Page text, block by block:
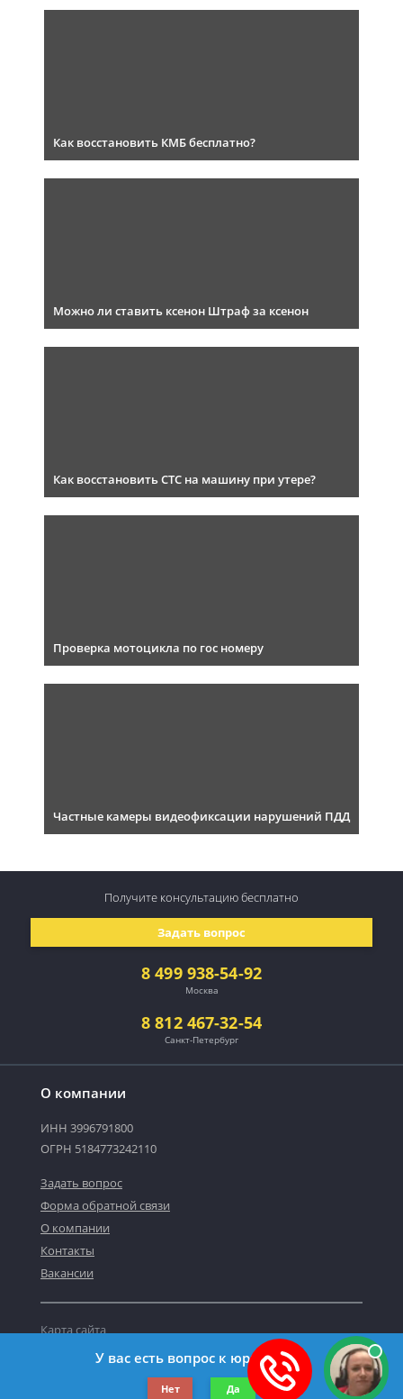
Как восстановить КМБ бесплатно?
Можно ли ставить ксенон Штраф за ксенон
Как восстановить СТС на машину при утере?
Проверка мотоцикла по гос номеру
Частные камеры видеофиксации нарушений ПДД
О компании
ИНН 3996791800
ОГРН 5184773242110
Задать вопрос
Форма обратной связи
О компании
Контакты
Вакансии
©2019-2026 Все права защищены.
Карта сайта
Политика персональных данных
8 499 938-54-92
Москва
8 812 467-32-54
Санкт-Петербург
Задать вопрос
Получите консультациюбесплатно
У вас есть вопрос к юристу?
Нет Да